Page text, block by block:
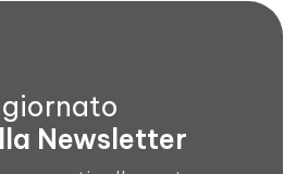
Newsletter